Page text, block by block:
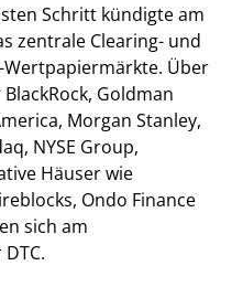
Schritt kündigte am
zentrale Clearing- und
Über
Goldman
Morgan Stanley,
NYSE Group,
Häuser wie
Ondo Finance
sich am